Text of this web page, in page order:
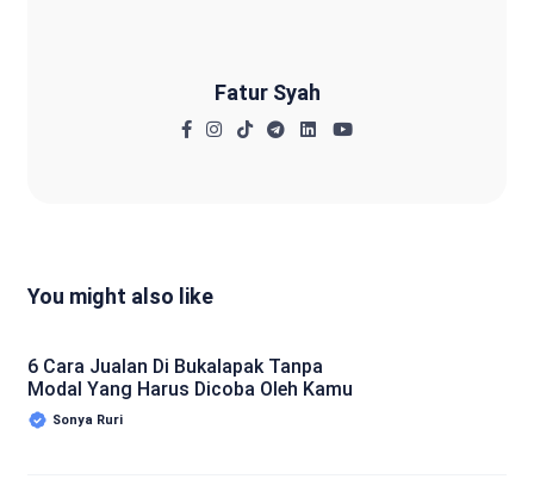
Fatur Syah
You might also like
6 Cara Jualan Di Bukalapak Tanpa
Modal Yang Harus Dicoba Oleh Kamu
Sonya Ruri